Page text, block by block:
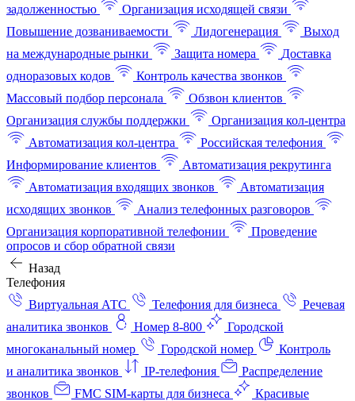
задолженностью
Организация исходящей связи
Повышение дозваниваемости
Лидогенерация
Выход
на международные рынки
Защита номера
Доставка
одноразовых кодов
Контроль качества звонков
Массовый подбор персонала
Обзвон клиентов
Организация службы поддержки
Организация кол-центра
Автоматизация кол-центра
Российская телефония
Информирование клиентов
Автоматизация рекрутинга
Автоматизация входящих звонков
Автоматизация
исходящих звонков
Анализ телефонных разговоров
Организация корпоративной телефонии
Проведение
опросов и сбор обратной связи
Назад
Телефония
Виртуальная АТС
Телефония для бизнеса
Речевая
аналитика звонков
Номер 8-800
Городской
многоканальный номер
Городской номер
Контроль
и аналитика звонков
IP-телефония
Распределение
звонков
FMC SIM-карты для бизнеса
Красивые